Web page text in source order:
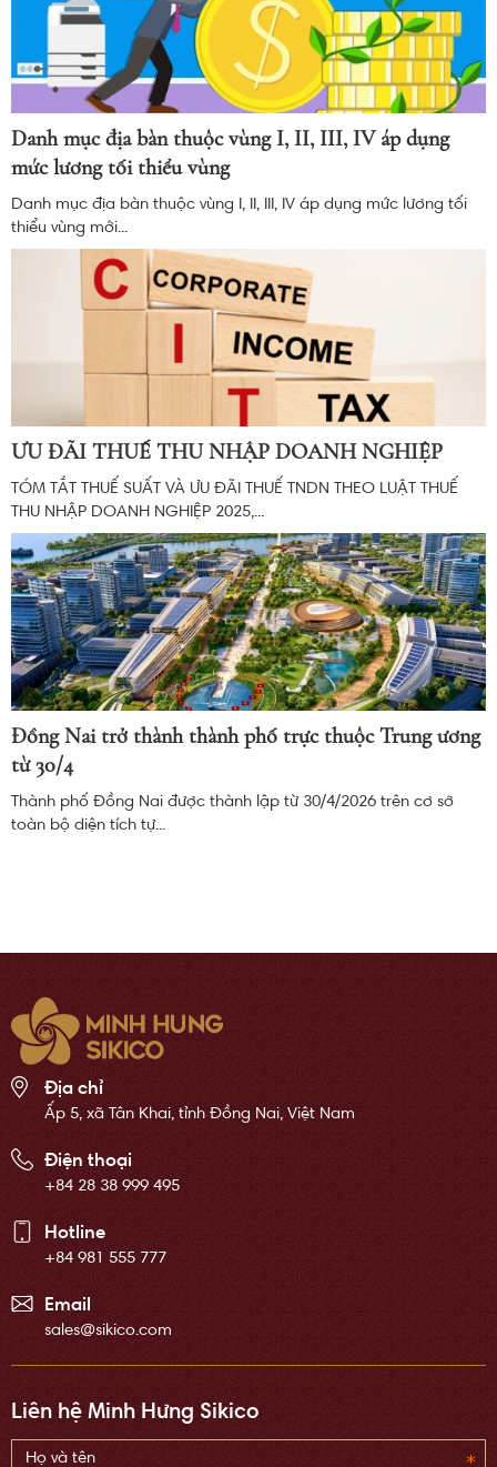
Danh mục địa bàn thuộc vùng I, II, III, IV áp dụng
mức lương tối thiểu vùng
Danh mục địa bàn thuộc vùng I, II, III, IV áp dụng mức lương tối
thiểu vùng mới...
ƯU ĐÃI THUẾ THU NHẬP DOANH NGHIỆP
TÓM TẮT THUẾ SUẤT VÀ ƯU ĐÃI THUẾ TNDN THEO LUẬT THUẾ
THU NHẬP DOANH NGHIỆP 2025,...
Đồng Nai trở thành thành phố trực thuộc Trung ương
từ 30/4
Thành phố Đồng Nai được thành lập từ 30/4/2026 trên cơ sở
toàn bộ diện tích tự...
Địa chỉ
Ấp 5, xã Tân Khai, tỉnh Đồng Nai, Việt Nam
Điện thoại
+84 28 38 999 495
Hotline
+84 981 555 777
Email
sales@sikico.com
Liên hệ Minh Hưng Sikico